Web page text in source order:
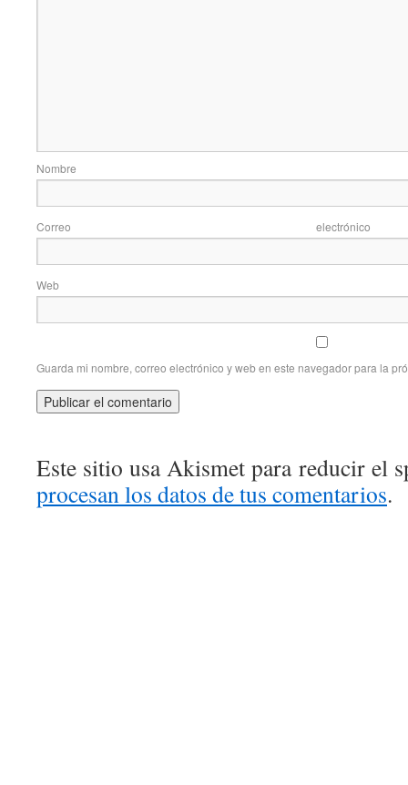
Correo
Web
Guarda mi nombre, correo electrónico y web en este navegador para la
Este sitio usa Akismet para reducir el
procesan los datos de tus comentarios.